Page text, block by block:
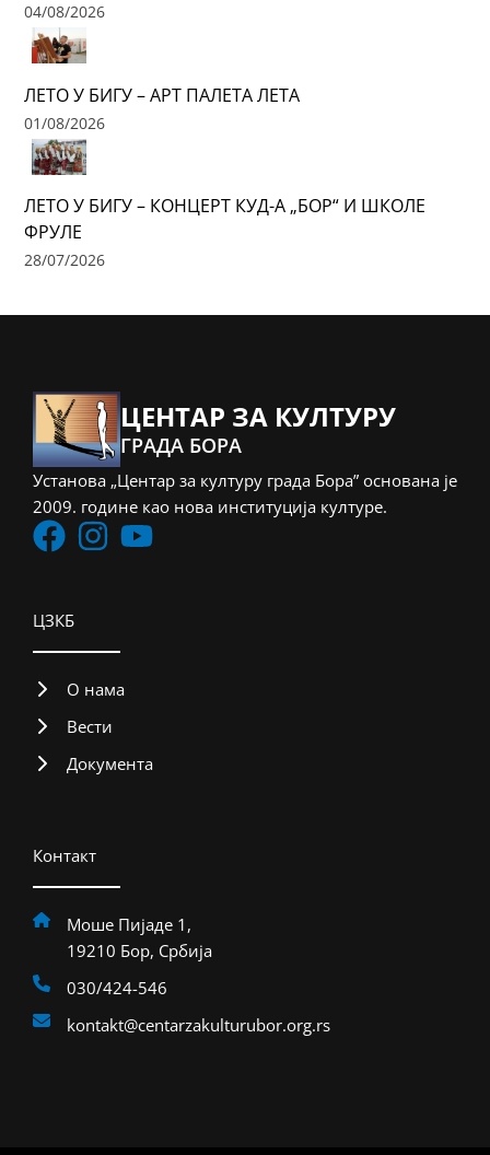
04/08/2026
ЛЕТО У БИГУ – АРТ ПАЛЕТА ЛЕТА
01/08/2026
ЛЕТО У БИГУ – КОНЦЕРТ КУД-А „БОР“ И ШКОЛЕ
ФРУЛЕ
28/07/2026
ЦЕНТАР ЗА КУЛТУРУ
ГРАДА БОРА
Установа „Центар за културу града Бора” основана је
2009. године као нова институција културе.
ЦЗКБ
О нама
Вести
Документа
Контакт
Моше Пијаде 1,
19210 Бор, Србија
030/424-546
kontakt@centarzakulturubor.org.rs